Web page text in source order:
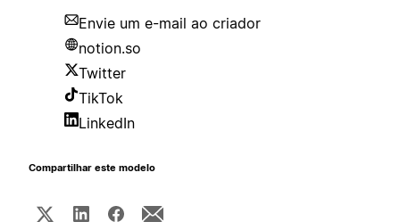
Envie um e-mail ao criador
notion.so
Twitter
TikTok
LinkedIn
Compartilhar este modelo